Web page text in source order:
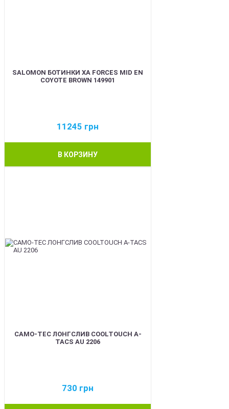
SALOMON БОТИНКИ XA FORCES MID EN
COYOTE BROWN 149901
11245 грн
В КОРЗИНУ
CAMO-TEC ЛОНГСЛИВ COOLTOUCH A-
TACS AU 2206
730 грн